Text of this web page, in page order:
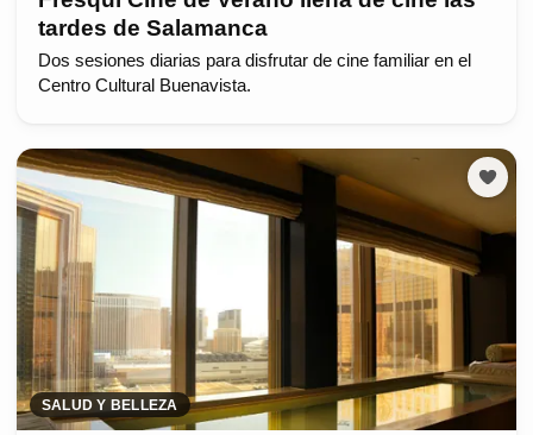
tardes de Salamanca
Dos sesiones diarias para disfrutar de cine familiar en el
Centro Cultural Buenavista.
SALUD Y BELLEZA